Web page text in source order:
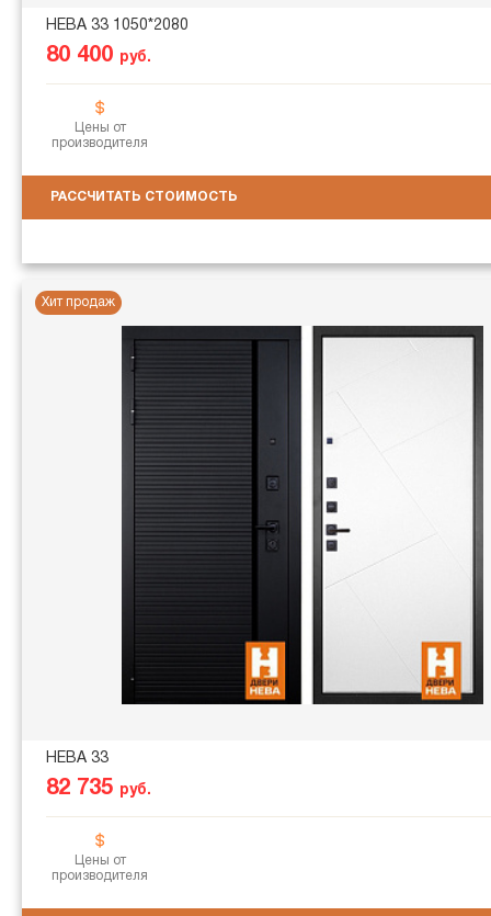
НЕВА 33 1050*2080
80 400 руб.
Цены от
производителя
РАССЧИТАТЬ СТОИМОСТЬ
Хит продаж
НЕВА 33
82 735 руб.
Цены от
производителя